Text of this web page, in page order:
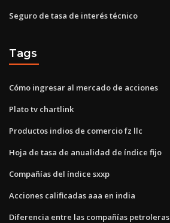
Seguro de tasa de interés técnico
Tags
Cómo ingresar al mercado de acciones
Plato tv chartlink
Productos indios de comercio fz llc
Hoja de tasa de anualidad de índice fijo
Compañías del índice sxxp
Acciones calificadas aaa en india
Diferencia entre las compañías